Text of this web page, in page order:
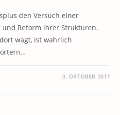
den Versuch einer
Reform ihrer Strukturen.
wagt, ist wahrlich
3. OKTOBER 2017